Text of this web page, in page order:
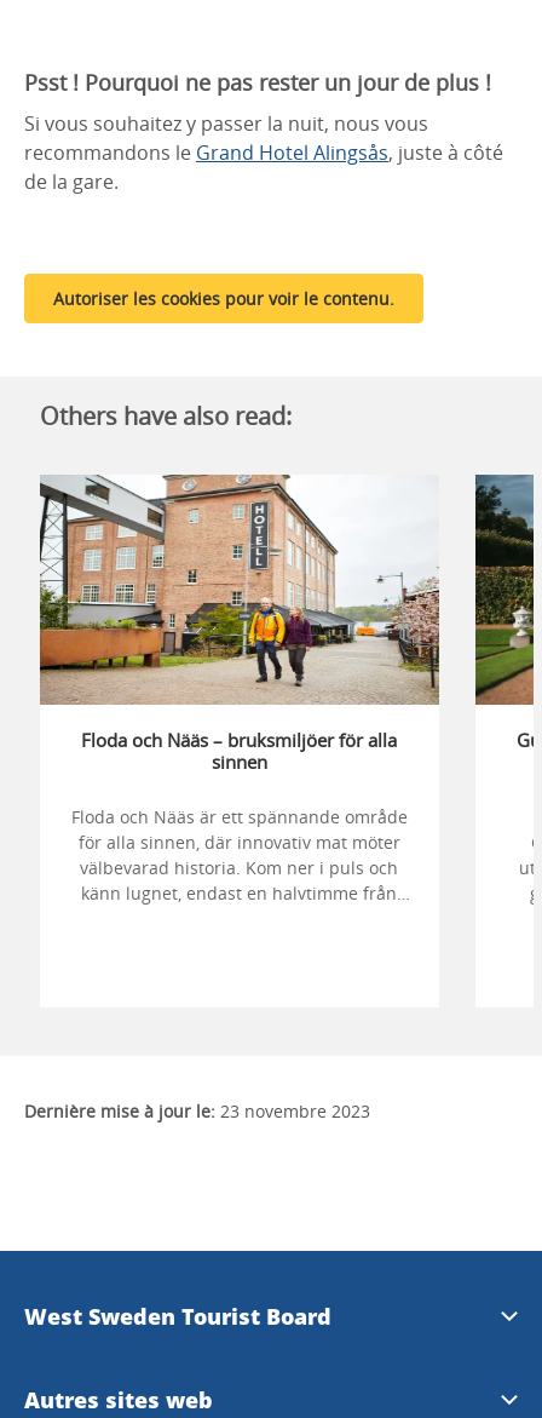
Psst ! Pourquoi ne pas rester un jour de plus !
Si vous souhaitez y passer la nuit, nous vous
recommandons le Grand Hotel Alingsås, juste à côté
de la gare.
Autoriser les cookies pour voir le contenu.
Others have also read:
Floda och Nääs – bruksmiljöer för alla
sinnen
Floda och Nääs är ett spännande område
för alla sinnen, där innovativ mat möter
välbevarad historia. Kom ner i puls och
känn lugnet, endast en halvtimme från
Dernière mise à jour le: 23 novembre 2023
West Sweden Tourist Board
Information de presse
Autres sites web